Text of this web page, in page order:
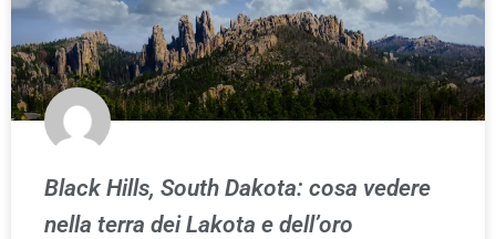
Black Hills, South Dakota: cosa vedere
nella terra dei Lakota e dell’oro